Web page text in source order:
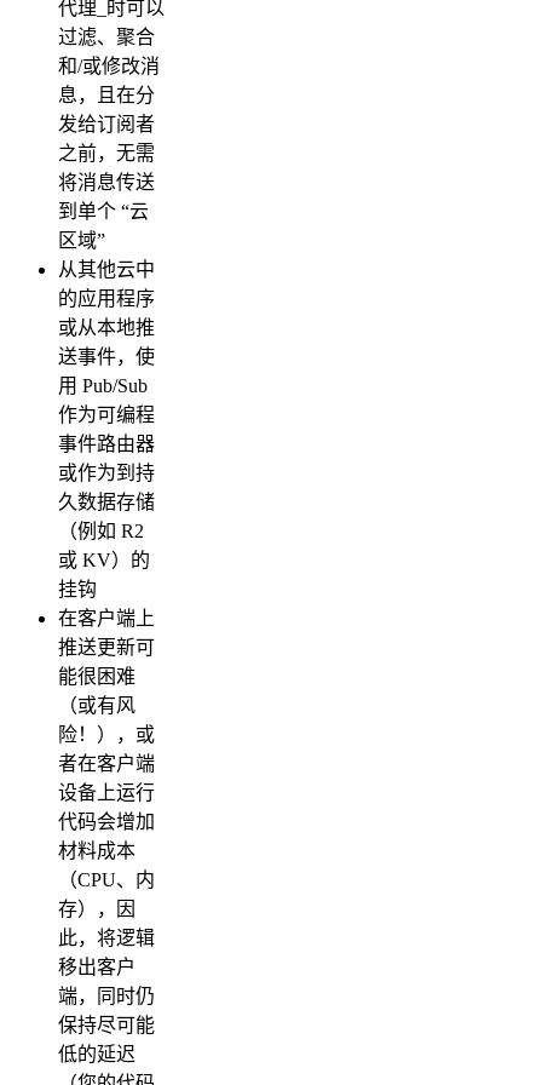
代理_时可以
过滤、聚合
和/或修改消
息，且在分
发给订阅者
之前，无需
将消息传送
到单个 “云
区域”
从其他云中
的应用程序
或从本地推
送事件，使
用 Pub/Sub
作为可编程
事件路由器
或作为到持
久数据存储
（例如 R2
或 KV）的
挂钩
在客户端上
推送更新可
能很困难
（或有风
险！），或
者在客户端
设备上运行
代码会增加
材料成本
（CPU、内
存），因
此，将逻辑
移出客户
端，同时仍
保持尽可能
低的延迟